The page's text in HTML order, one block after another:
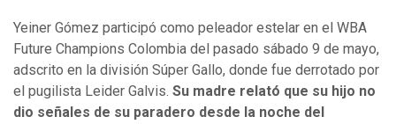
Yeiner Gómez participó como peleador estelar en el WBA
Future Champions Colombia del pasado sábado 9 de mayo,
adscrito en la división Súper Gallo, donde fue derrotado por
el pugilista Leider Galvis. Su madre relató que su hijo no
dio señales de su paradero desde la noche del